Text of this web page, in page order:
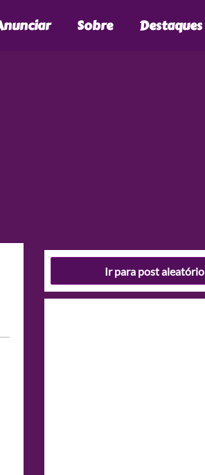
Sobre Destaques
Ir para post aleatório